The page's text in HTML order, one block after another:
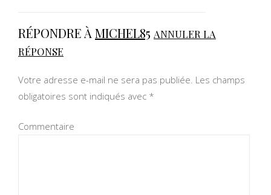
RÉPONDRE À MICHEL85 ANNULER LA
RÉPONSE
Votre adresse e-mail ne sera pas publiée. Les champs
obligatoires sont indiqués avec *
Commentaire